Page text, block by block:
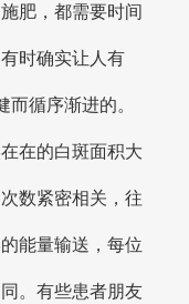
肥，都需要时间
时确实让人有
而循序渐进的。
在的白斑面积大
数紧密相关，往
能量输送，每位
。有些患者朋友